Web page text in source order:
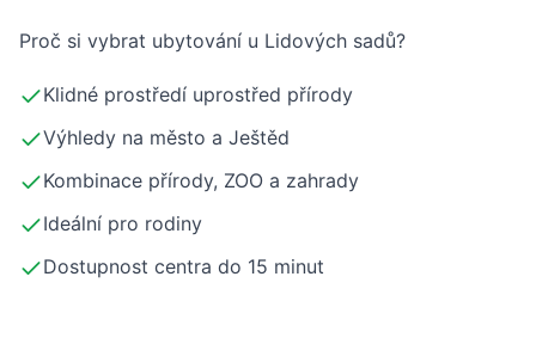
Proč si vybrat ubytování u Lidových sadů?
Klidné prostředí uprostřed přírody
Výhledy na město a Ještěd
Kombinace přírody, ZOO a zahrady
Ideální pro rodiny
Dostupnost centra do 15 minut